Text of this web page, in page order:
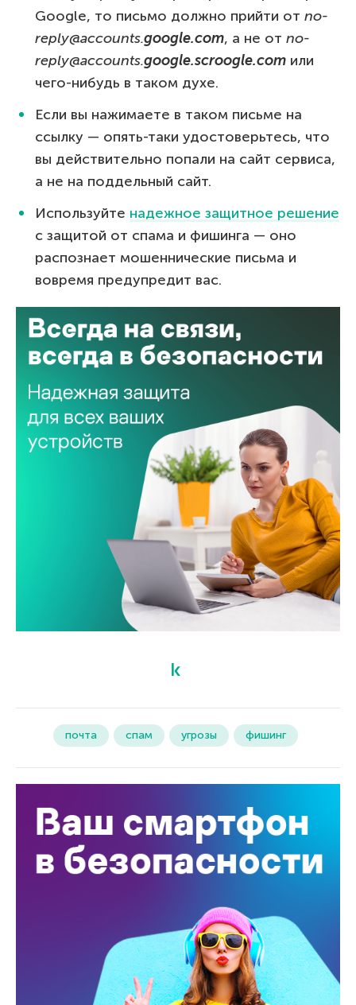
Google, то письмо должно прийти от no-
reply@accounts.google.com, а не от no-
reply@accounts.google.scroogle.com или
чего-нибудь в таком духе.
Если вы нажимаете в таком письме на
ссылку — опять-таки удостоверьтесь, что
вы действительно попали на сайт сервиса,
а не на поддельный сайт.
Используйте надежное защитное решение
с защитой от спама и фишинга — оно
распознает мошеннические письма и
вовремя предупредит вас.
почта спам угрозы фишинг